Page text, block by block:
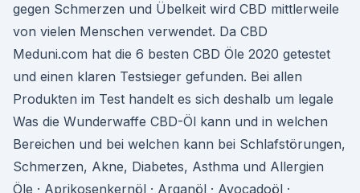
gegen Schmerzen und Übelkeit wird CBD mittlerweile
von vielen Menschen verwendet. Da CBD
Meduni.com hat die 6 besten CBD Öle 2020 getestet
und einen klaren Testsieger gefunden. Bei allen
Produkten im Test handelt es sich deshalb um legale
Was die Wunderwaffe CBD-Öl kann und in welchen
Bereichen und bei welchen kann bei Schlafstörungen,
Schmerzen, Akne, Diabetes, Asthma und Allergien
Öle · Aprikosenkernöl · Arganöl · Avocadoöl ·